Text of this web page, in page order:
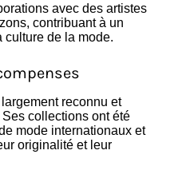
avec des artistes
contribuant à un
de la mode.
reconnu et
collections ont été
mode internationaux et
originalité et leur